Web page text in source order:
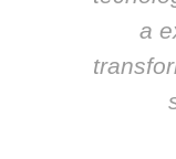
a